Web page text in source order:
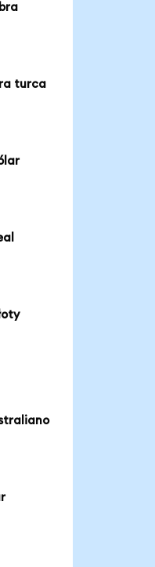
turca